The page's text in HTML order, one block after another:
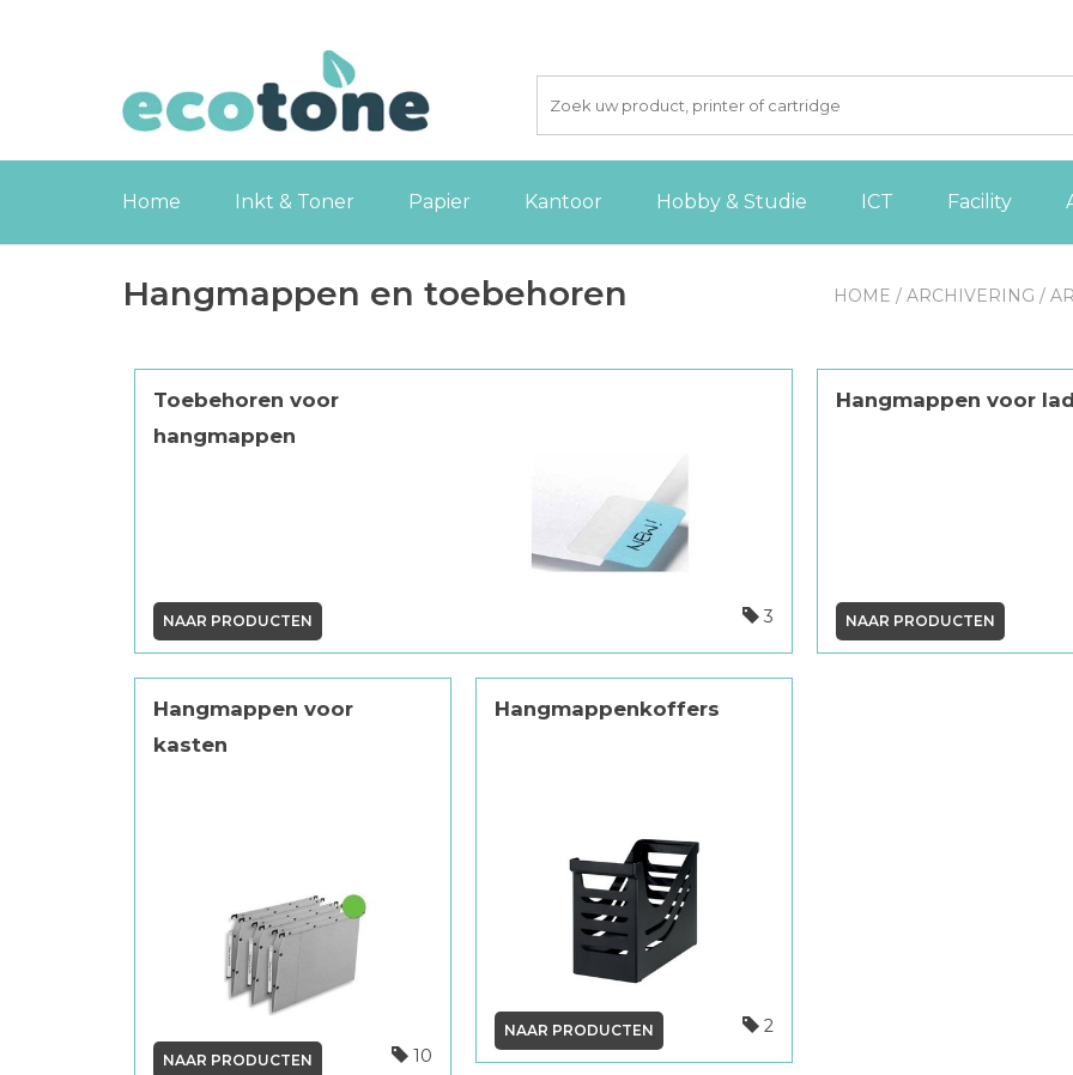
Home Inkt & Toner Papier Kantoor Hobby & Studie ICT Facility
Hangmappen en toebehoren HOME / ARCHIVERING /
Toebehoren voor
hangmappen
NAAR PRODUCTEN 3
Hangmappen voor
NAAR PRODUCTEN
Hangmappen voor
kasten
NAAR PRODUCTEN 10
Hangmappenkoffers
NAAR PRODUCTEN 2